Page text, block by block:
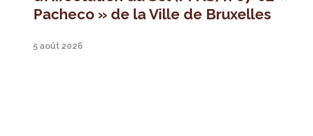
Pacheco » de la Ville de Bruxelles
5 août 2026